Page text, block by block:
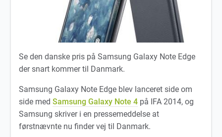
Se den danske pris på Samsung Galaxy Note Edge
der snart kommer til Danmark.
Samsung Galaxy Note Edge blev lanceret side om
side medSamsung Galaxy Note 4 på IFA 2014, og
Samsung skriver i en pressemeddelse at
førstnævnte nu finder vej til Danmark.